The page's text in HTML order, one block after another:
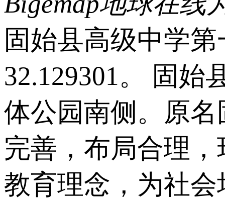
固始县高级中学
32.129301。 固
体公园南侧。原
完善，布局合理
教育理念，为社